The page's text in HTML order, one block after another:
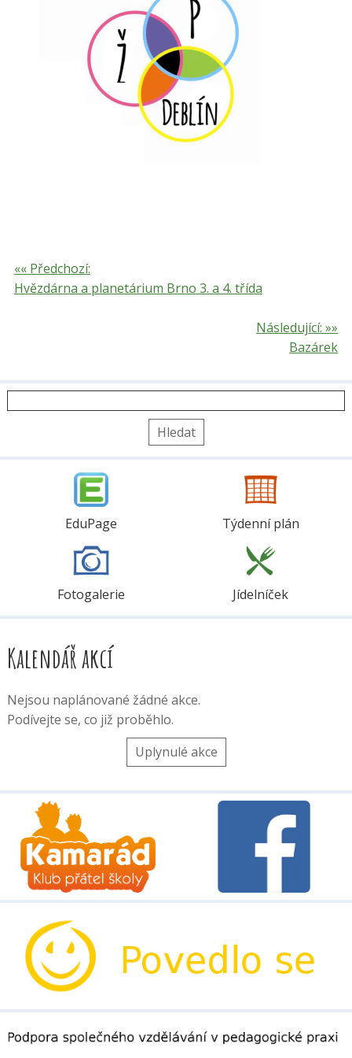
«« Předchozí:
Hvězdárna a planetárium Brno 3. a 4. třída
Následující: »»
Bazárek
EduPage Týdenní plán
Fotogalerie Jídelníček
Kalendář akcí
Nejsou naplánované žádné akce.
Podívejte se, co již proběhlo.
Uplynulé akce